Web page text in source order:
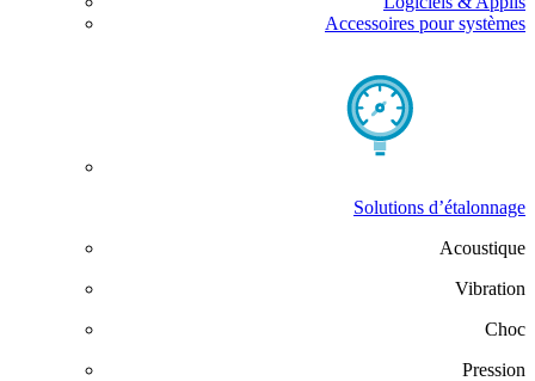
Accessoires pour systèmes
Solutions d’étalonnage
Acoustique
Vibration
Choc
Pression